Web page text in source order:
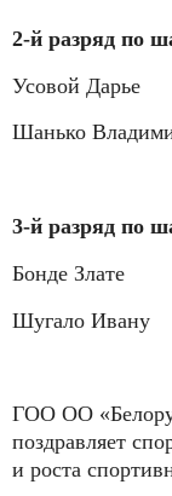
2-й разряд по
Усовой Дарье
Шанько
3-й разряд по
Бонде Злате
Шугало Ивану
ГОО ОО
поздравляет
и роста